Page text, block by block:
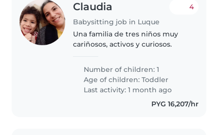
Claudia
Babysitting job in Luque
4
Una familia de tres niños muy
cariñosos, activos y curiosos.
Number of children: 1
Age of children:Toddler
Last activity: 1 month ago
PYG 16,207/hr